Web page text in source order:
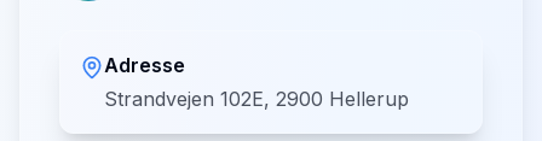
Adresse
Strandvejen 102E, 2900 Hellerup